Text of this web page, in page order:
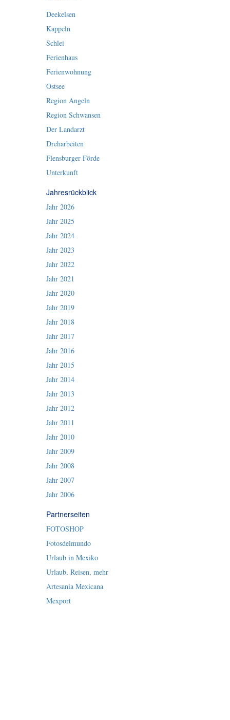
Deekelsen
Kappeln
Schlei
Ferienhaus
Ferienwohnung
Ostsee
Region Angeln
Region Schwansen
Der Landarzt
Dreharbeiten
Flensburger Förde
Unterkunft
Jahresrückblick
Jahr 2026
Jahr 2025
Jahr 2024
Jahr 2023
Jahr 2022
Jahr 2021
Jahr 2020
Jahr 2019
Jahr 2018
Jahr 2017
Jahr 2016
Jahr 2015
Jahr 2014
Jahr 2013
Jahr 2012
Jahr 2011
Jahr 2010
Jahr 2009
Jahr 2008
Jahr 2007
Jahr 2006
Partnerseiten
FOTOSHOP
Fotosdelmundo
Urlaub in Mexiko
Urlaub, Reisen, mehr
Artesania Mexicana
Mexport